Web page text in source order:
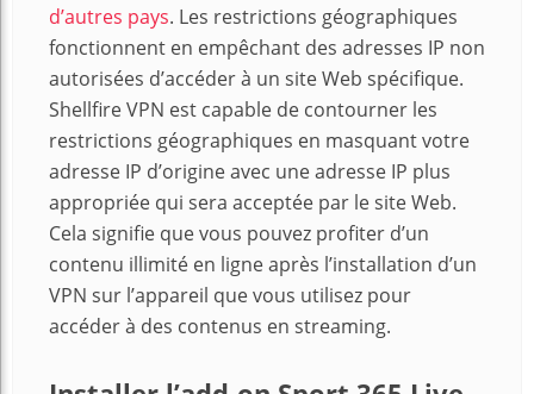
d’autres pays. Les restrictions géographiques
fonctionnent en empêchant des adresses IP non
autorisées d’accéder à un site Web spécifique.
Shellfire VPN est capable de contourner les
restrictions géographiques en masquant votre
adresse IP d’origine avec une adresse IP plus
appropriée qui sera acceptée par le site Web.
Cela signifie que vous pouvez profiter d’un
contenu illimité en ligne après l’installation d’un
VPN sur l’appareil que vous utilisez pour
accéder à des contenus en streaming.